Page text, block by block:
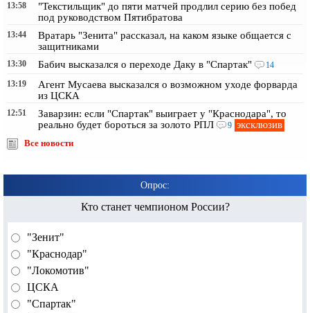
13:58
"Текстильщик" до пяти матчей продлил серию без побед
под руководством Пятибратова
13:44
Вратарь "Зенита" рассказал, на каком языке общается с
защитниками
13:30 Бабич высказался о переходе Даку в "Спартак"
14
13:19
Агент Мусаева высказался о возможном уходе форварда
из ЦСКА
12:51
Заварзин: если "Спартак" выиграет у "Краснодара", то
реально будет бороться за золото РПЛ
9 эксклюзив
Все новости
Опрос:
Кто станет чемпионом России?
"Зенит"
"Краснодар"
"Локомотив"
ЦСКА
"Спартак"